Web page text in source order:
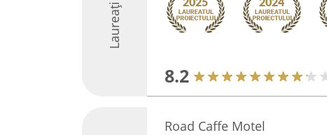
Laureați
8.2
Road Caffe Motel